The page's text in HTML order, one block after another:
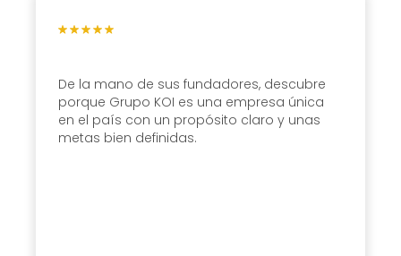
De la mano de sus fundadores, descubre
porque Grupo KOI es una empresa única
en el país con un propósito claro y unas
metas bien definidas.